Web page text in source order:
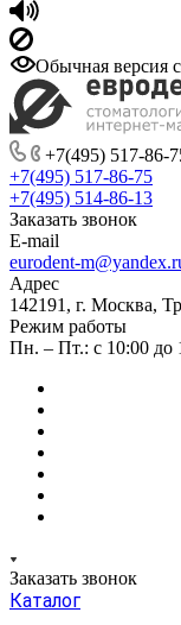
Обычная версия
+7(495) 517-86-
+7(495) 517-86-75
+7(495) 514-86-13
Заказать звонок
E-mail
eurodent-
Адрес
142191, г. Москва,
Режим работы
Пн. – Пт.: с 10:00 до
Заказать звонок
Каталог